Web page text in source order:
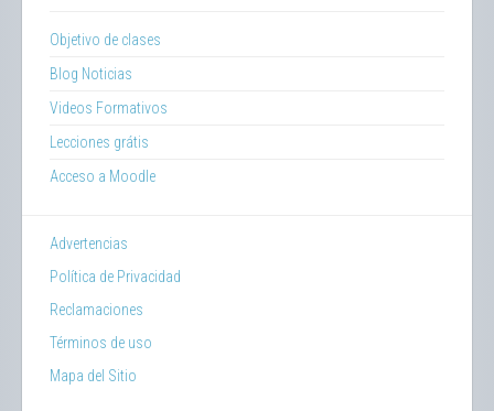
Objetivo de clases
Blog Noticias
Videos Formativos
Lecciones grátis
Acceso a Moodle
Advertencias
Política de Privacidad
Reclamaciones
Términos de uso
Mapa del Sitio